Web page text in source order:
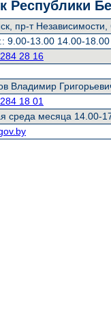
Республики
пр-т Независимости,
9.00-13.00 14.00-18.00
28 16
Владимир
18 01
среда месяца 14.00-